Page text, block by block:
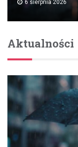
6 sierpnia 2026
Aktualności